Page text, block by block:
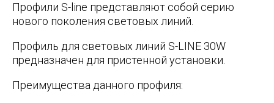
Профили S-line представляют собой серию
нового поколения световых линий.
Профиль для световых линий S-LINE 30W
предназначен для пристенной установки.
Преимущества данного профиля: